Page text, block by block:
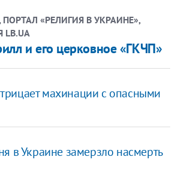
«РЕЛИГИЯ В УКРАИНЕ»,
и его церковное «ГКЧП»
махинации с опасными
в Украине замерзло насмерть